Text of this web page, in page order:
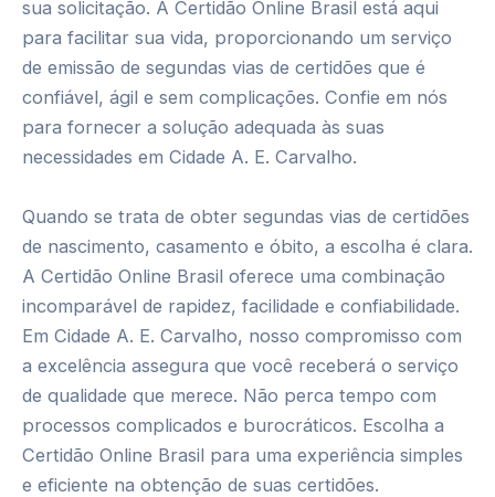
sua solicitação. A Certidão Online Brasil está aqui
para facilitar sua vida, proporcionando um serviço
de emissão de segundas vias de certidões que é
confiável, ágil e sem complicações. Confie em nós
para fornecer a solução adequada às suas
necessidades em Cidade A. E. Carvalho.
Quando se trata de obter segundas vias de certidões
de nascimento, casamento e óbito, a escolha é clara.
A Certidão Online Brasil oferece uma combinação
incomparável de rapidez, facilidade e confiabilidade.
Em Cidade A. E. Carvalho, nosso compromisso com
a excelência assegura que você receberá o serviço
de qualidade que merece. Não perca tempo com
processos complicados e burocráticos. Escolha a
Certidão Online Brasil para uma experiência simples
e eficiente na obtenção de suas certidões.